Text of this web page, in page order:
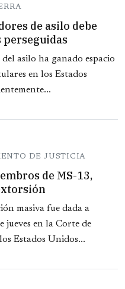
de asilo debe
perseguidas
asilo ha ganado espacio
en los Estados
DE JUSTICIA
de MS-13,
masiva fue dada a
jueves en la Corte de
Estados Unidos...